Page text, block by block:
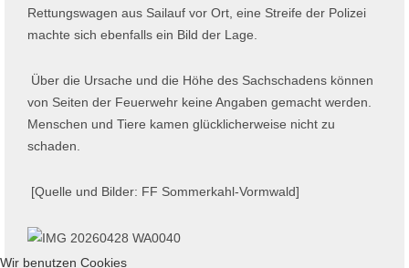
Rettungswagen aus Sailauf vor Ort, eine Streife der Polizei
machte sich ebenfalls ein Bild der Lage.
Über die Ursache und die Höhe des Sachschadens können
von Seiten der Feuerwehr keine Angaben gemacht werden.
Menschen und Tiere kamen glücklicherweise nicht zu
schaden.
[Quelle und Bilder: FF Sommerkahl-Vormwald]
Wir benutzen Cookies